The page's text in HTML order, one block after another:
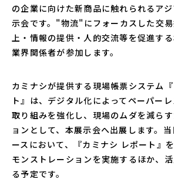
の企業に向けた新商品に触れられるア
示会です。"物流"にフォーカスした交
上・情報の提供・人的交流等を促進す
業界関係者が参加します。
カミナシが提供する現場帳票システム
ト』は、デジタル化によってペーパー
取り組みを強化し、現場のムダを減ら
ョンとして、本展示会へ出展します。
ースにおいて、『カミナシ レポート』
モンストレーションを実施するほか、
る予定です。